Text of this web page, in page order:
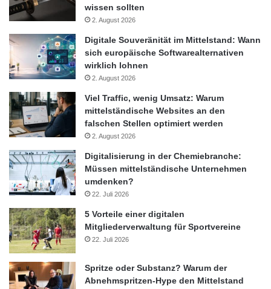
wissen sollten
2. August 2026
Digitale Souveränität im Mittelstand: Wann
sich europäische Softwarealternativen
wirklich lohnen
2. August 2026
Viel Traffic, wenig Umsatz: Warum
mittelständische Websites an den
falschen Stellen optimiert werden
2. August 2026
Digitalisierung in der Chemiebranche:
Müssen mittelständische Unternehmen
umdenken?
22. Juli 2026
5 Vorteile einer digitalen
Mitgliederverwaltung für Sportvereine
22. Juli 2026
Spritze oder Substanz? Warum der
Abnehmspritzen-Hype den Mittelstand